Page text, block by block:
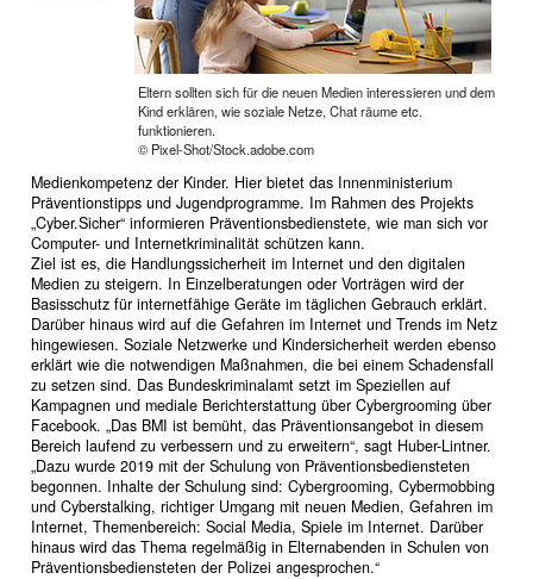
Eltern sollten sich für die neuen Medien interessieren und dem
Kind erklären, wie soziale Netze, Chat räume etc.
funktionieren.
© Pixel-Shot/Stock.adobe.com
Medienkompetenz der Kinder. Hier bietet das Innenministerium
Präventionstipps und Jugendprogramme. Im Rahmen des Projekts
„Cyber.Sicher“ informieren Präventionsbedienstete, wie man sich vor
Computer- und Internetkriminalität schützen kann.
Ziel ist es, die Handlungssicherheit im Internet und den digitalen
Medien zu steigern. In Einzelberatungen oder Vorträgen wird der
Basisschutz für internetfähige Geräte im täglichen Gebrauch erklärt.
Darüber hinaus wird auf die Gefahren im Internet und Trends im Netz
hingewiesen. Soziale Netzwerke und Kindersicherheit werden ebenso
erklärt wie die notwendigen Maßnahmen, die bei einem Schadensfall
zu setzen sind. Das Bundeskriminalamt setzt im Speziellen auf
Kampagnen und mediale Berichterstattung über Cybergrooming über
Facebook. „Das BMI ist bemüht, das Präventionsangebot in diesem
Bereich laufend zu verbessern und zu erweitern“, sagt Huber-Lintner.
„Dazu wurde 2019 mit der Schulung von Präventionsbediensteten
begonnen. Inhalte der Schulung sind: Cybergrooming, Cybermobbing
und Cyberstalking, richtiger Umgang mit neuen Medien, Gefahren im
Internet, Themenbereich: Social Media, Spiele im Internet. Darüber
hinaus wird das Thema regelmäßig in Elternabenden in Schulen von
Präventionsbediensteten der Polizei angesprochen.“